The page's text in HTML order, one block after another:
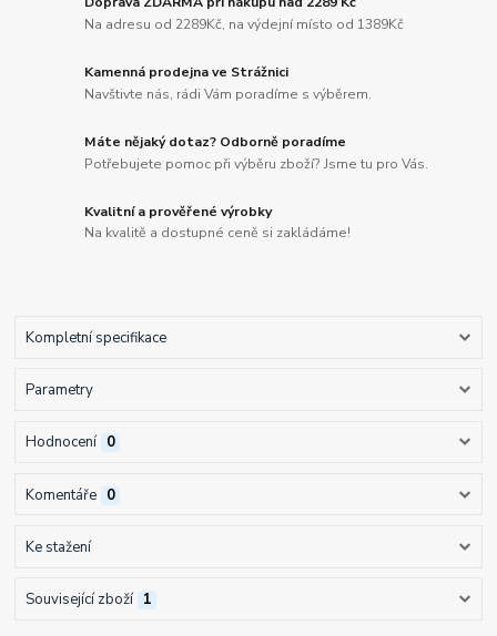
Na adresu od 2289Kč, na výdejní místo od 1389Kč
Kamenná prodejna ve Strážnici
Navštivte nás, rádi Vám poradíme s výběrem.
Máte nějaký dotaz? Odborně poradíme
Potřebujete pomoc při výběru zboží? Jsme tu pro Vás.
Kvalitní a prověřené výrobky
Na kvalitě a dostupné ceně si zakládáme!
Kompletní specifikace
Parametry
Hodnocení 0
Komentáře 0
Ke stažení
Související zboží 1